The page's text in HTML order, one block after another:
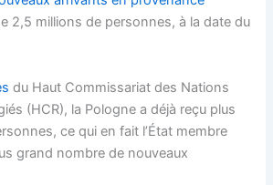
2,5 millions de personnes, à ladate du
du Haut Commissariat des Nations
(HCR), la Pologne a déjà reçu plus
ce qui en fait l’État membre
grand nombre de nouveaux